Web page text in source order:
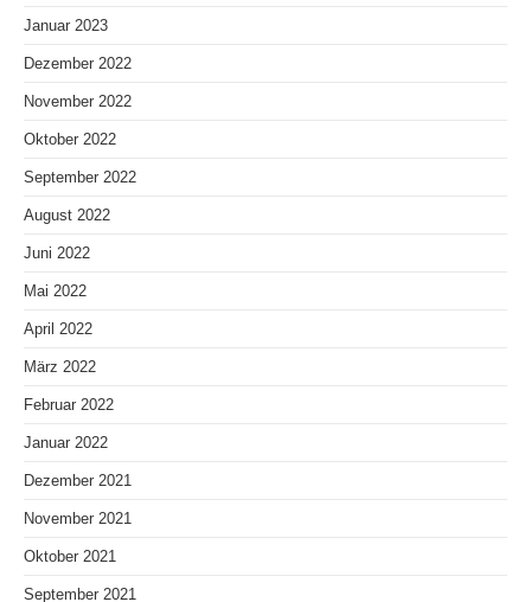
Januar 2023
Dezember 2022
November 2022
Oktober 2022
September 2022
August 2022
Juni 2022
Mai 2022
April 2022
März 2022
Februar 2022
Januar 2022
Dezember 2021
November 2021
Oktober 2021
September 2021